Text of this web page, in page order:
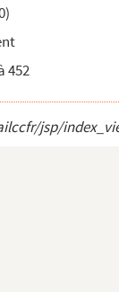
452
jsp/